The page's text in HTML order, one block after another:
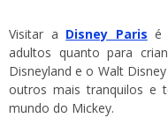
Visitar a Disney Paris é
adultos quanto para
Disneyland e o Walt
outros mais tranquilos e
mundo do Mickey.